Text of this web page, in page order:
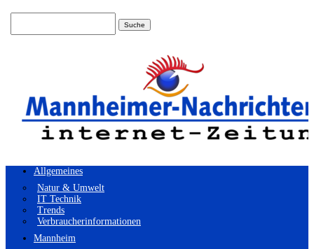
Allgemeines
Natur & Umwelt
IT Technik
Trends
Verbraucherinformationen
Mannheim